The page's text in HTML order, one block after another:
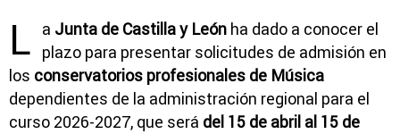
L a Junta de Castilla y León ha dado a conocer el
plazo para presentar solicitudes de admisión en
los conservatorios profesionales de Música
dependientes de la administración regional para el
curso 2026-2027, que será del 15 de abril al 15 de